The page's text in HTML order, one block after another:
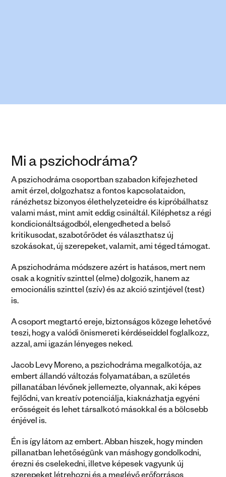
Mi a pszichodráma?
A pszichodráma csoportban szabadon kifejezheted
amit érzel, dolgozhatsz a fontos kapcsolataidon,
ránézhetsz bizonyos élethelyzeteidre és kipróbálhatsz
valami mást, mint amit eddig csináltál. Kiléphetsz a régi
kondicionáltságodból, elengedheted a belső
kritikusodat, szabotőrödet és választhatsz új
szokásokat, új szerepeket, valamit, ami téged támogat.
A pszichodráma módszere azért is hatásos, mert nem
csak a kognitív szinttel (elme) dolgozik, hanem az
emocionális szinttel (szív) és az akció szintjével (test)
is.
A csoport megtartó ereje, biztonságos közege lehetővé
teszi, hogy a valódi önismereti kérdéseiddel foglalkozz,
azzal, ami igazán lényeges neked.
Jacob Levy Moreno, a pszichodráma megalkotója, az
embert állandó változás folyamatában, a születés
pillanatában lévőnek jellemezte, olyannak, aki képes
fejlődni, van kreatív potenciálja, kiaknázhatja egyéni
erősségeit és lehet társalkotó másokkal és a bölcsebb
énjével is.
Én is így látom az embert. Abban hiszek, hogy minden
pillanatban lehetőségünk van máshogy gondolkodni,
érezni és cselekedni, illetve képesek vagyunk új